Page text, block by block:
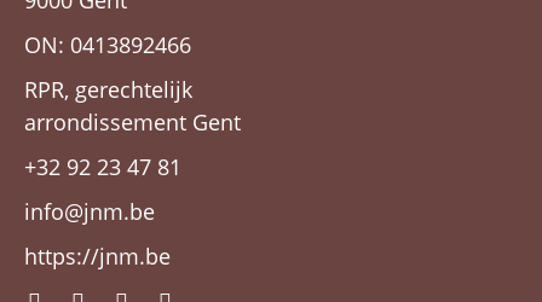
ON: 0413892466
RPR, gerechtelijk
arrondissement Gent
+32 92 23 47 81
info@jnm.be
https://jnm.be